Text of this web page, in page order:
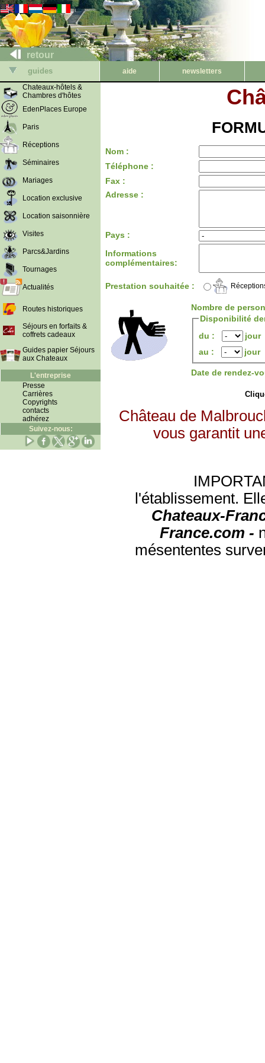
retour
guides aide
newsletters
Chateaux-hôtels &
Chambres d'hôtes
EdenPlaces Europe
Paris
Réceptions
Séminaires
Mariages
Location exclusive
Location saisonnière
Visites
Parcs&Jardins
Tournages
Actualités
Routes historiques
Séjours en forfaits &
coffrets cadeaux
Guides papier Séjours
aux Chateaux
L'entreprise
Presse
Carrières
Copyrights
contacts
adhérez
Suivez-nous:
Nom :
Téléphone :
Fax :
Adresse :
Pays :
Informations
complémentaires:
Prestation souhaitée :
Nombre de
Disponibilité
du :
jour
au :
jour
Date de rendez-
Château de
vous garantit
l'établissement.
Chateaux-
France.com -
mésententes